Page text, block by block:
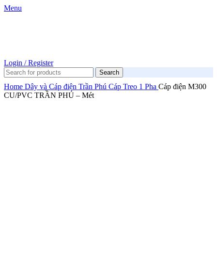
Menu
Login / Register
Search
Home Dây và Cáp điện Trần Phú Cáp Treo 1 Pha Cáp điện M300
CU/PVC TRẦN PHÚ – Mét